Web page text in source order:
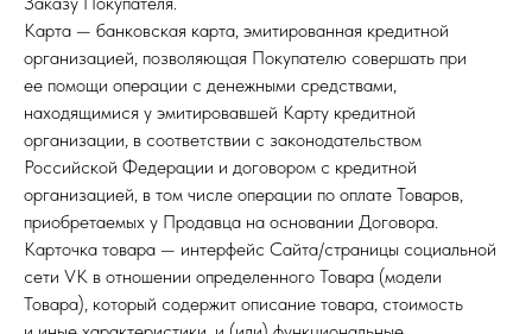
Карта — банковская карта, эмитированная кредитной
организацией, позволяющая Покупателю совершать при
ее помощи операции с денежными средствами,
находящимися у эмитировавшей Карту кредитной
организации, в соответствии с законодательством
Российской Федерации и договором с кредитной
организацией, в том числе операции по оплате Товаров,
приобретаемых у Продавца на основании Договора.
Карточка товара — интерфейс Сайта/страницы социальной
сети VK в отношении определенного Товара (модели
Товара), который содержит описание товара, стоимость